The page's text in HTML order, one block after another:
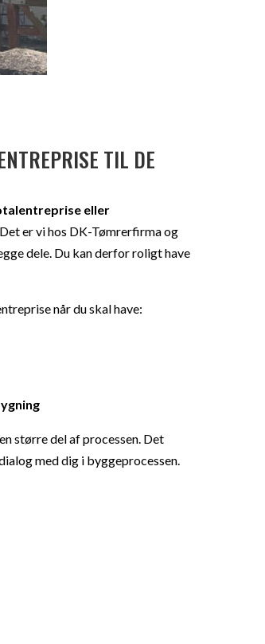
TIL DE
eller
er vi hos DK-Tømrerfirma og
dele. Du kan derfor roligt have
når du skal have:
større del af processen. Det
med dig i byggeprocessen.